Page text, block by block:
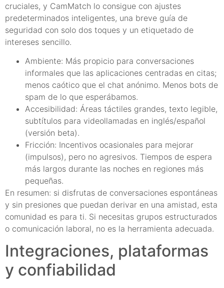
cruciales, y CamMatch lo consigue con ajustes
predeterminados inteligentes, una breve guía de
seguridad con solo dos toques y un etiquetado de
intereses sencillo.
Ambiente: Más propicio para conversaciones
informales que las aplicaciones centradas en citas;
menos caótico que el chat anónimo. Menos bots de
spam de lo que esperábamos.
Accesibilidad: Áreas táctiles grandes, texto legible,
subtítulos para videollamadas en inglés/español
(versión beta).
Fricción: Incentivos ocasionales para mejorar
(impulsos), pero no agresivos. Tiempos de espera
más largos durante las noches en regiones más
pequeñas.
En resumen: si disfrutas de conversaciones espontáneas
y sin presiones que puedan derivar en una amistad, esta
comunidad es para ti. Si necesitas grupos estructurados
o comunicación laboral, no es la herramienta adecuada.
Integraciones, plataformas
y confiabilidad